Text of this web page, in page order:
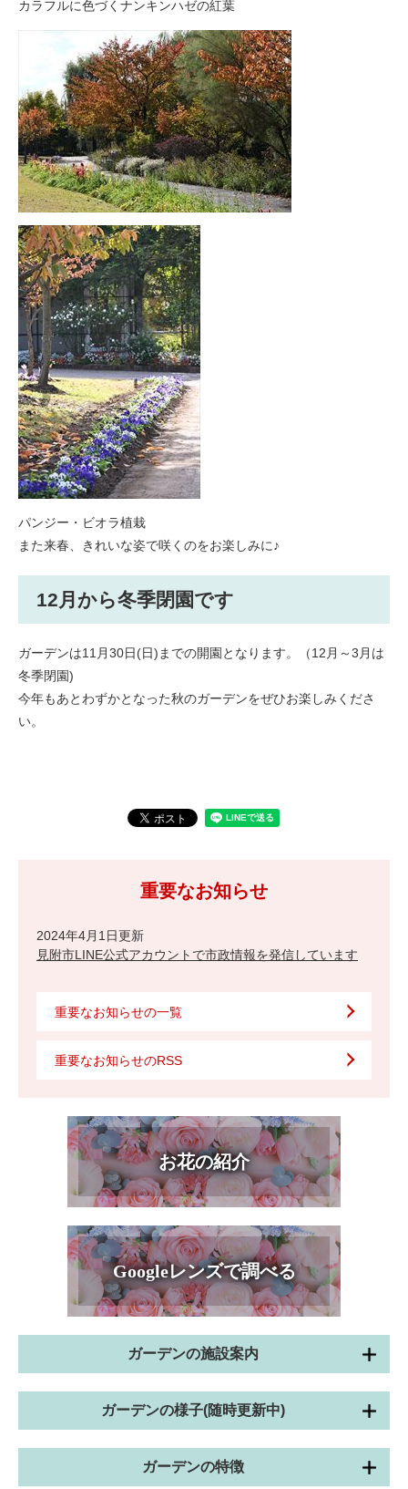
カラフルに色づくナンキンハゼの紅葉
パンジー・ビオラ植栽
また来春、きれいな姿で咲くのをお楽しみに♪​
12月から冬季閉園です
ガーデンは11月30日(日)までの開園となります。（12月～3月は
冬季閉園)
今年もあとわずかとなった秋のガーデンをぜひお楽しみくださ
い。
重要なお知らせ
2024年4月1日更新
見附市LINE公式アカウントで市政情報を発信しています
重要なお知らせの一覧
重要なお知らせのRSS
お花の紹介
Googleレンズで調べる
ガーデンの施設案内
ガーデンの様子(随時更新中)
ガーデンの特徴